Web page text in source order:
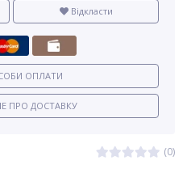
(0)
Відкласти
ОПЛАТИ
ПРО ДОСТАВКУ